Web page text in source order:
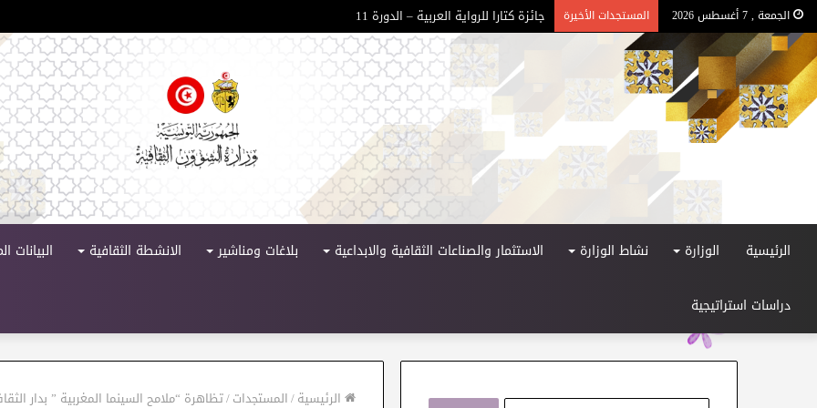
الجمعة , 7 أغسطس 2026 المستجدات الأخيرة جائزة كتارا للرواية العربية – الدورة 11
الرئيسية الوزارة نشاط الوزارة الاستثمار والصناعات الثقافية والابداعية بلاغات ومناشير الانشطة الثقافية البيانات
دراسات استراتيجية
الرئيسية/المستجدات/تظاهرة “ملامح السينما المغربية ” بدار الثقافة